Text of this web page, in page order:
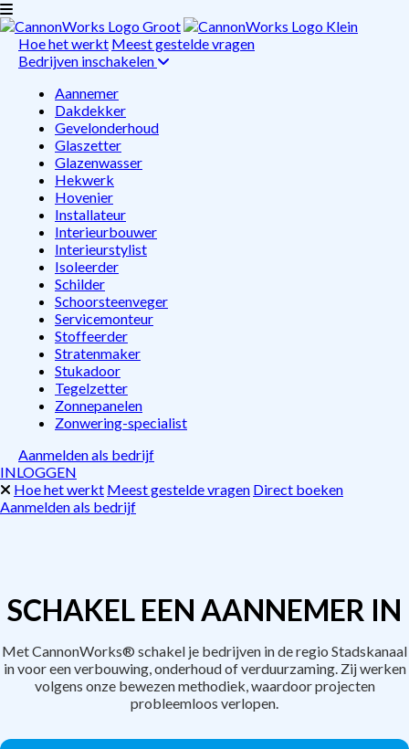
Hoe het werkt Meest gestelde vragen
Bedrijven inschakelen
Aannemer
Dakdekker
Gevelonderhoud
Glaszetter
Glazenwasser
Hekwerk
Hovenier
Installateur
Interieurbouwer
Interieurstylist
Isoleerder
Schilder
Schoorsteenveger
Servicemonteur
Stoffeerder
Stratenmaker
Stukadoor
Tegelzetter
Zonnepanelen
Zonwering-specialist
Aanmelden als bedrijf
INLOGGEN
Hoe het werkt Meest gestelde vragen Direct boeken
Aanmelden als bedrijf
SCHAKEL EEN AANNEMER IN
Met CannonWorks® schakel je bedrijven in de regio Stadskanaal
in voor een verbouwing, onderhoud of verduurzaming. Zij werken
volgens onze bewezen methodiek, waardoor projecten
probleemloos verlopen.